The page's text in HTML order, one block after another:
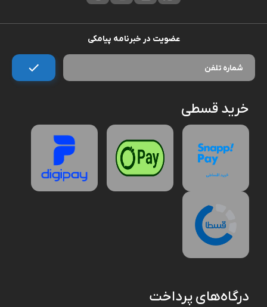
عضویت در خبرنامه پیامکی
خرید قسطی
درگاه‌های پرداخت